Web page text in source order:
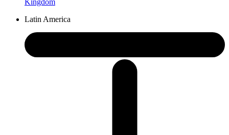
Kingdom
Latin America